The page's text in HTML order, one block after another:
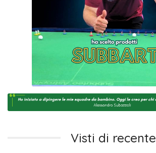
Visti di recente